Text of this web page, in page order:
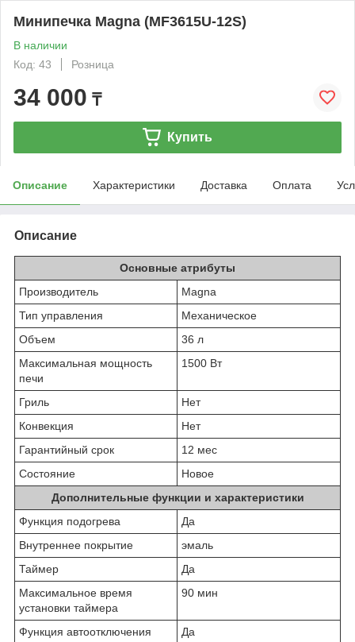
Минипечка Magna (MF3615U-12S)
В наличии
Код: 43
Розница
34 000 ₸
Купить
Описание Характеристики Доставка Оплата
Описание
Основные атрибуты
Производитель
Magna
Тип управления
Механическое
Объем
36 л
Максимальная мощность
печи
1500 Вт
Гриль
Нет
Конвекция
Нет
Гарантийный срок
12 мес
Состояние
Новое
Дополнительные функции и характеристики
Функция подогрева
Да
Внутреннее покрытие
эмаль
Таймер
Да
Максимальное время
установки таймера
90 мин
Функция автоотключения
Да